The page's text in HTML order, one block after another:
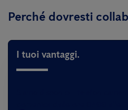
Perché dovresti
I tuoi vantaggi.